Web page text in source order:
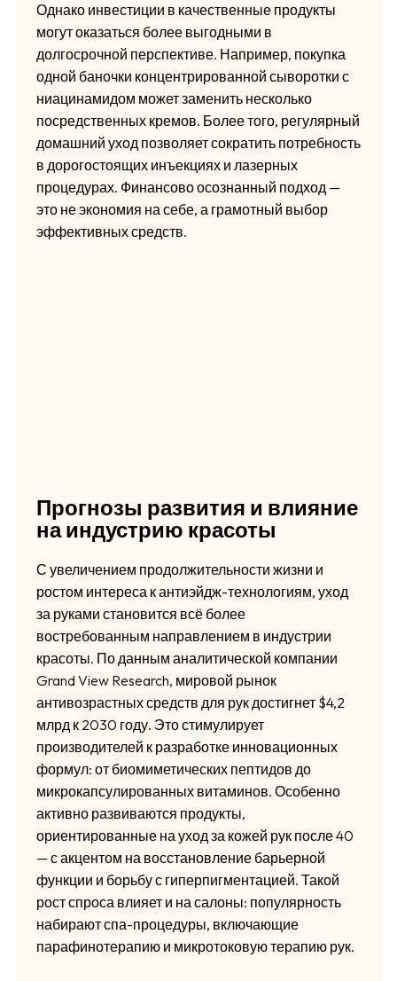
Однако инвестиции в качественные продукты
могут оказаться более выгодными в
долгосрочной перспективе. Например, покупка
одной баночки концентрированной сыворотки с
ниацинамидом может заменить несколько
посредственных кремов. Более того, регулярный
домашний уход позволяет сократить потребность
в дорогостоящих инъекциях и лазерных
процедурах. Финансово осознанный подход —
это не экономия на себе, а грамотный выбор
эффективных средств.
Прогнозы развития и влияние
на индустрию красоты
С увеличением продолжительности жизни и
ростом интереса к антиэйдж-технологиям, уход
за руками становится всё более
востребованным направлением в индустрии
красоты. По данным аналитической компании
Grand View Research, мировой рынок
антивозрастных средств для рук достигнет $4,2
млрд к 2030 году. Это стимулирует
производителей к разработке инновационных
формул: от биомиметических пептидов до
микрокапсулированных витаминов. Особенно
активно развиваются продукты,
ориентированные на уход за кожей рук после 40
— с акцентом на восстановление барьерной
функции и борьбу с гиперпигментацией. Такой
рост спроса влияет и на салоны: популярность
набирают спа-процедуры, включающие
парафинотерапию и микротоковую терапию рук.